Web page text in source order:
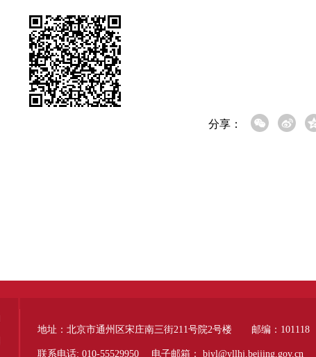
分享：
地址：北京市通州区宋庄南三街211号院2号楼 邮编：101118
联系电话: 010-55529950 电子邮箱：bjyl@yllhj.beijing.gov.cn